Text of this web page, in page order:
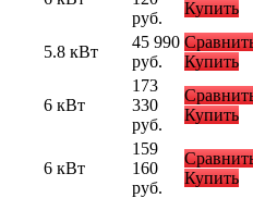
руб.
Купить
5.8 кВт
45 990
руб.
Купить
6 кВт
173
330
руб.
Купить
6 кВт
159
160
руб.
Купить